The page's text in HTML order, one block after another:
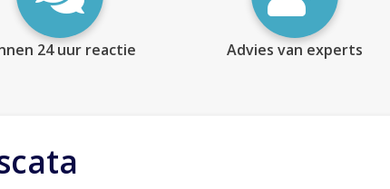
24 uur reactie Advies van experts